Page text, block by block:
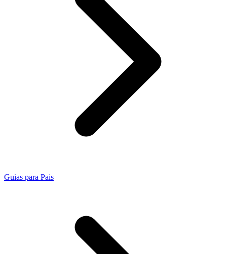
Guias para Pais